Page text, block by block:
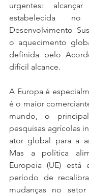
urgentes:
estabelecida
Desenvolvimento
o aquecimento
definida pelo
difícil alcance.
A Europa é
é o maior
mundo, o
pesquisas agrícolas
ator global para a
Mas a política
Europeia (UE) está
período de
mudanças no